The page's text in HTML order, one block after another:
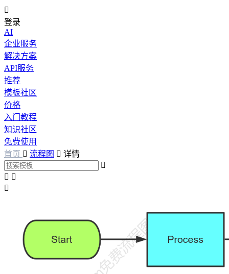

登录
AI
企业服务
解决方案
API服务
推荐
模板社区
价格
入门教程
知识社区
免费使用
首页  流程图  详情

 
